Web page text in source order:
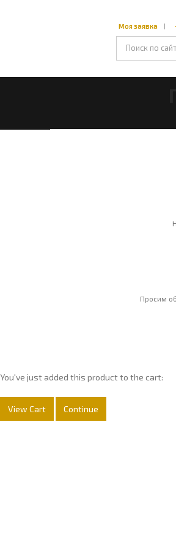
Моя заявка
Просим
You've just added this product to the cart:
View Cart Continue